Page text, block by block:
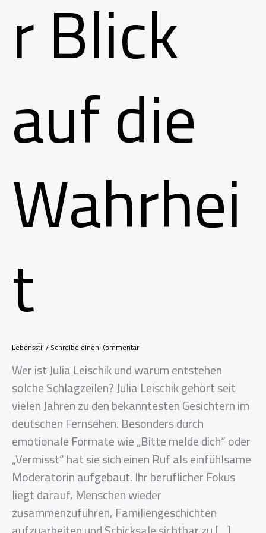
r Blick
auf die
Wahrhei
t
Lebensstil/Schreibe einen Kommentar
Wer ist Julia Leischik und warum entstehen
solche Schlagzeilen? Julia Leischik gehört seit
vielen Jahren zu den bekanntesten Gesichtern im
deutschen Fernsehen. Besonders durch
emotionale Formate wie „Bitte melde dich“ oder
„Vermisst“ hat sie sich einen Ruf als einfühlsame
Moderatorin aufgebaut. Ihr beruflicher Fokus
liegt darauf, Menschen wieder
zusammenzuführen, Familiengeschichten